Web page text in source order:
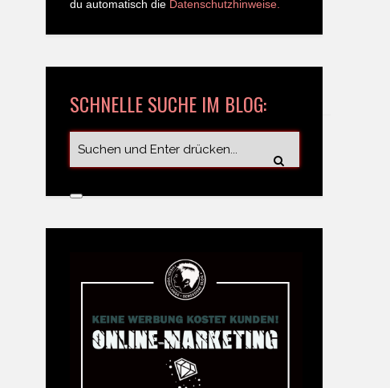
du automatisch die Datenschutzhinweise.
SCHNELLE SUCHE IM BLOG: